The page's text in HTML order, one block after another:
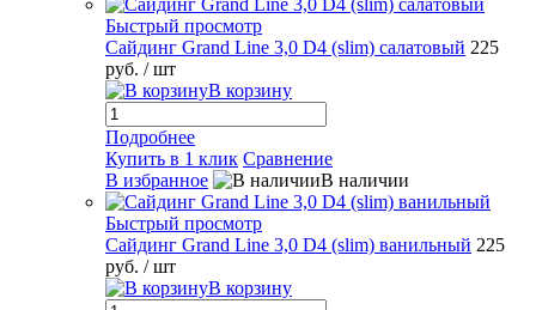
Быстрый просмотр
Сайдинг Grand Line 3,0 D4 (slim) салатовый 225
руб. / шт
В корзину
Подробнее
Купить в 1 клик Сравнение
В избранное
В наличии
Быстрый просмотр
Сайдинг Grand Line 3,0 D4 (slim) ванильный 225
руб. / шт
В корзину